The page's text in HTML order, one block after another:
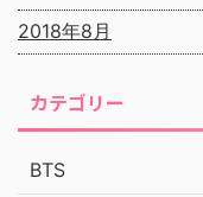
2018年8月
カテゴリー
BTS